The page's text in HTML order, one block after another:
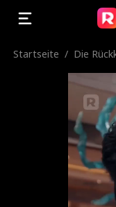
Startseite / Die
ng
eit